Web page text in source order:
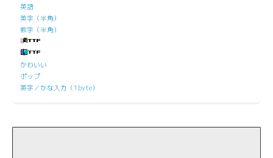
英語
英字（半角）
数字（半角）
かわいい
ポップ
英字／かな入力（1byte）